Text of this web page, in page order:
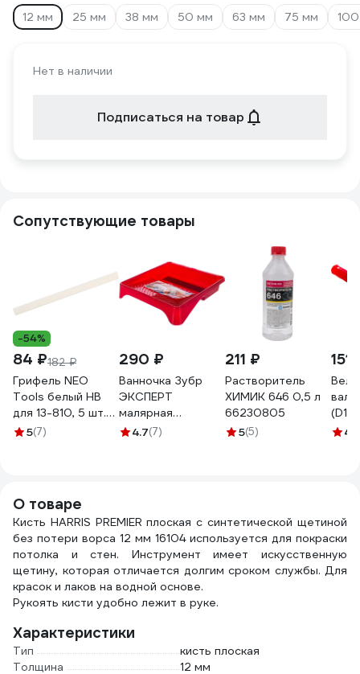
12 мм
25 мм 38 мм 50 мм 63 мм 75 мм
Нет в наличии
Подписаться на товар
Сопутствующие товары
-54%
84 ₽182 ₽
Грифель NEO
Tools белый HB
для 13-810, 5 шт.
13-820
5(7)
290 ₽
Ванночка Зубр
ЭКСПЕРТ
малярная
пластмассовая,
4.7(7)
211 ₽
Растворитель
ХИМИК 646 0,5 л
66230805
5(5)
151
4 4.9
О товаре
Кисть HARRIS PREMIER плоская с синтетической щетиной
без потери ворса 12 мм 16104 используется для покраски
потолка и стен. Инструмент имеет искусственную
щетину, которая отличается долгим сроком службы. Для
красок и лаков на водной основе.
Рукоять кисти удобно лежит в руке.
Характеристики
Тип
кисть плоская
Толщина
12 мм